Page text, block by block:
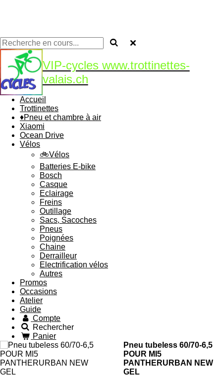
VIP-cycles www.trottinettes-
valais.ch
Accueil
Trottinettes
♦Pneu et chambre à air
Xiaomi
Ocean Drive
Vélos
🚲Vélos
Batteries E-bike
Bosch
Casque
Eclairage
Freins
Outillage
Sacs, Sacoches
Pneus
Poignées
Chaine
Derrailleur
Electrification vélos
Autres
Promos
Occasions
Atelier
Guide
Compte
Rechercher
Panier
Pneu tubeless 60/70-6,5
POUR MI5
PANTHERURBAN NEW
GEL